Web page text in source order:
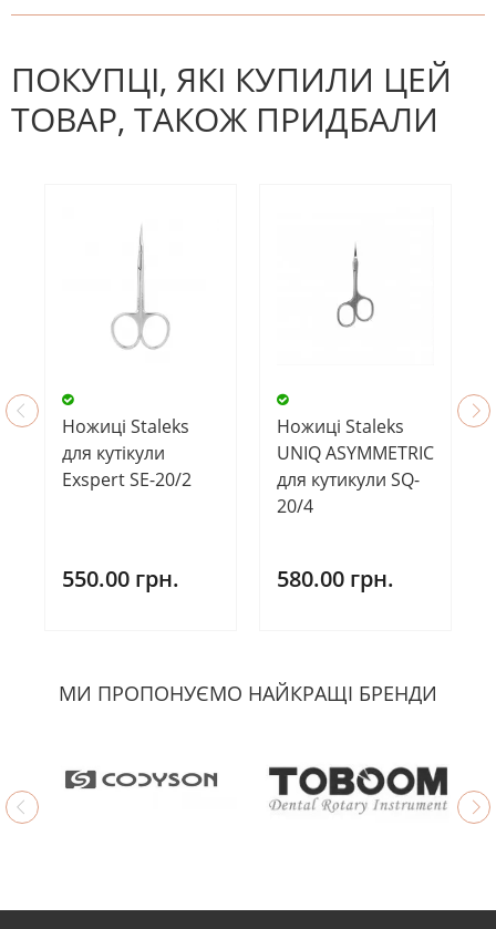
На даний час немає відгуків. Ви
ПОКУПЦІ, ЯКІ КУПИЛИ ЦЕЙ
ТОВАР, ТАКОЖ ПРИДБАЛИ
Ножиці Staleks
для кутікули
Exspert SE-20/2
550.00 грн.
Ножиці Staleks
UNIQ ASYMMETRIC
для кутикули SQ-
20/4
580.00 грн.
МИ ПРОПОНУЄМО НАЙКРАЩІ БРЕНДИ